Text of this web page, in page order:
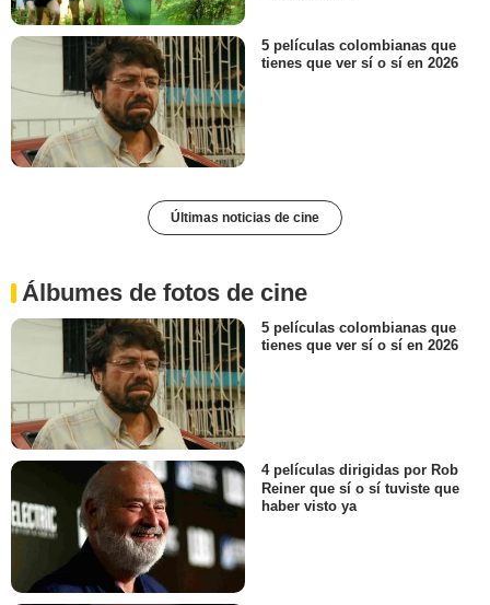
5 películas colombianas que
tienes que ver sí o sí en 2026
Últimas noticias de cine
Álbumes de fotos de cine
5 películas colombianas que
tienes que ver sí o sí en 2026
4 películas dirigidas por Rob
Reiner que sí o sí tuviste que
haber visto ya